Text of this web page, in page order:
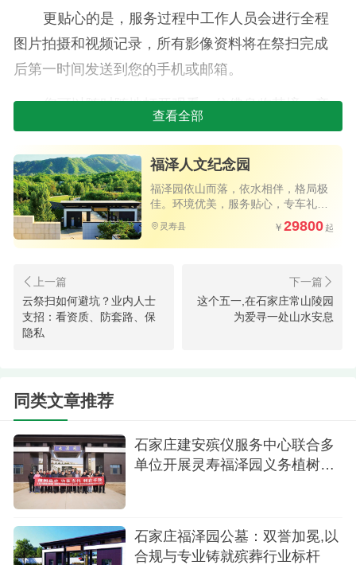
更贴心的是，服务过程中工作人员会进行全程
图片拍摄和视频记录，所有影像资料将在祭扫完成
后第一时间发送到您的手机或邮箱。
您可以随时随地打开观看，仿佛身临其境，亲
眼见证亲人墓前被悉心照料、恭敬祭拜的全过程。
代客祭扫
这不仅仅是完成一次祭扫任务，更是一场跨越
时空的情感连接——让无法到场的您，依然能够真
难以言说的遗憾。选择福泽园代祭服务，让爱不缺
席，让思念有归处。
查看全部
福泽人文纪念园
福泽园依山而落，依水相伴，格局极
佳。环境优美，服务贴心，专车礼
灵寿县 29800
云祭扫如何避坑？业内人士
支招：看资质、防套路、保
隐私
这个五一,在石家庄常山陵园
为爱寻一处山水安息
同类文章推荐
石家庄建安殡仪服务中心联合多
单位开展灵寿福泽园义务植树暨
石家庄福泽园公墓：双誉加冕,以
合规与专业铸就殡葬行业标杆